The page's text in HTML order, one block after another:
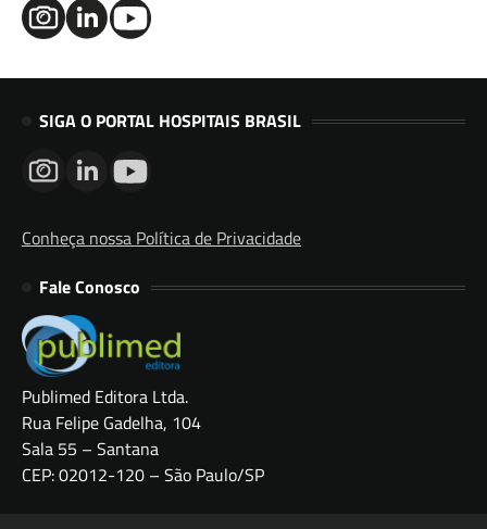
SIGA O PORTAL HOSPITAIS BRASIL
Conheça nossa Política de Privacidade
Fale Conosco
Publimed Editora Ltda.
Rua Felipe Gadelha, 104
Sala 55 – Santana
CEP: 02012-120 – São Paulo/SP